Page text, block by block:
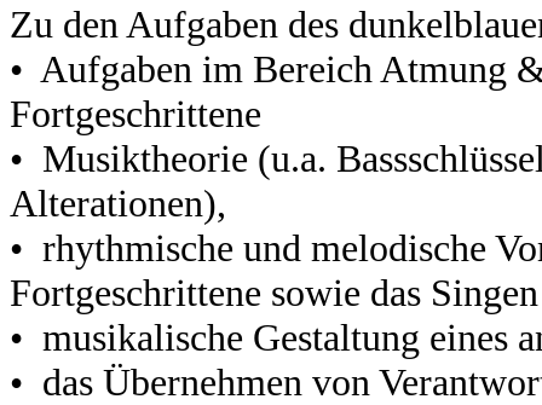
Zu den Aufgaben des
• Aufgaben im Bereich Atmung
Fortgeschrittene
• Musiktheorie (u.a.
Alterationen),
• rhythmische und melodische
Fortgeschrittene sowie das
• musikalische Gestaltung eines
• das Übernehmen von